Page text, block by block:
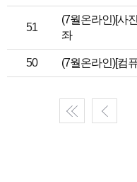
51
(7월온라인)[사
좌
50 (7월온라인)[컴